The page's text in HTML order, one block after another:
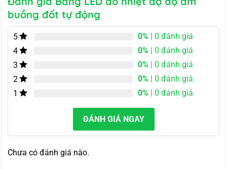
buồng đốt tự động
5 0% | 0 đánh giá
4
0% | 0 đánh giá
3
0% | 0 đánh giá
2
0% | 0 đánh giá
1
0% | 0 đánh giá
ĐÁNH GIÁ NGAY
Chưa có đánh giá nào.